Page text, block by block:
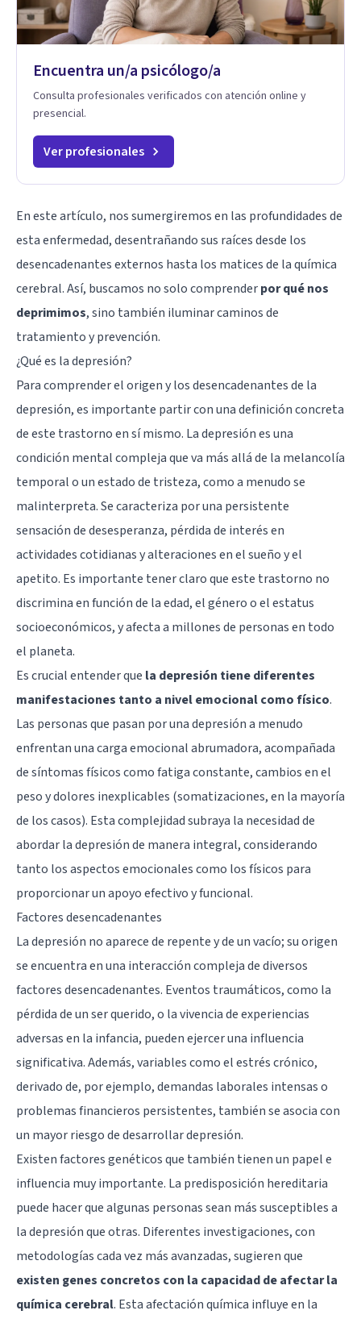
Encuentra un/a psicólogo/a
Consulta profesionales verificados con atención online y
presencial.
Ver profesionales
En este artículo, nos sumergiremos en las profundidades de
esta enfermedad, desentrañando sus raíces desde los
desencadenantes externos hasta los matices de la química
cerebral. Así, buscamos no solo comprenderpor qué nos
deprimimos, sino también iluminar caminos de
tratamiento y prevención.
¿Qué es la depresión?
Para comprender el origen y los desencadenantes de la
depresión, es importante partir con una definición concreta
de este trastorno en sí mismo. La depresión es una
condición mental compleja que va más allá de la melancolía
temporal o un estado de tristeza, como a menudo se
malinterpreta. Se caracteriza por una persistente
sensación de desesperanza, pérdida de interés en
actividades cotidianas y alteraciones en el sueño y el
apetito. Es importante tener claro que este trastorno no
discrimina en función de la edad, el género o el estatus
socioeconómicos, y afecta a millones de personas en todo
el planeta.
Es crucial entender que la depresión tiene diferentes
manifestaciones tanto a nivel emocional como físico.
Las personas que pasan por una depresión a menudo
enfrentan una carga emocional abrumadora, acompañada
de síntomas físicos como fatiga constante, cambios en el
peso y dolores inexplicables (somatizaciones, en la mayoría
de los casos). Esta complejidad subraya la necesidad de
abordar la depresión de manera integral, considerando
tanto los aspectos emocionales como los físicos para
proporcionar un apoyo efectivo y funcional.
Factores desencadenantes
La depresión no aparece de repente y de un vacío; su origen
se encuentra en una interacción compleja de diversos
factores desencadenantes. Eventos traumáticos, como la
pérdida de un ser querido, o la vivencia de experiencias
adversas en la infancia, pueden ejercer una influencia
significativa. Además, variables como el estrés crónico,
derivado de, por ejemplo, demandas laborales intensas o
problemas financieros persistentes, también se asocia con
un mayor riesgo de desarrollar depresión.
Existen factores genéticos que también tienen un papel e
influencia muy importante. La predisposición hereditaria
puede hacer que algunas personas sean más susceptibles a
la depresión que otras. Diferentes investigaciones, con
metodologías cada vez más avanzadas, sugieren que
existen genes concretos con la capacidad de afectar la
química cerebral. Esta afectación química influye en la